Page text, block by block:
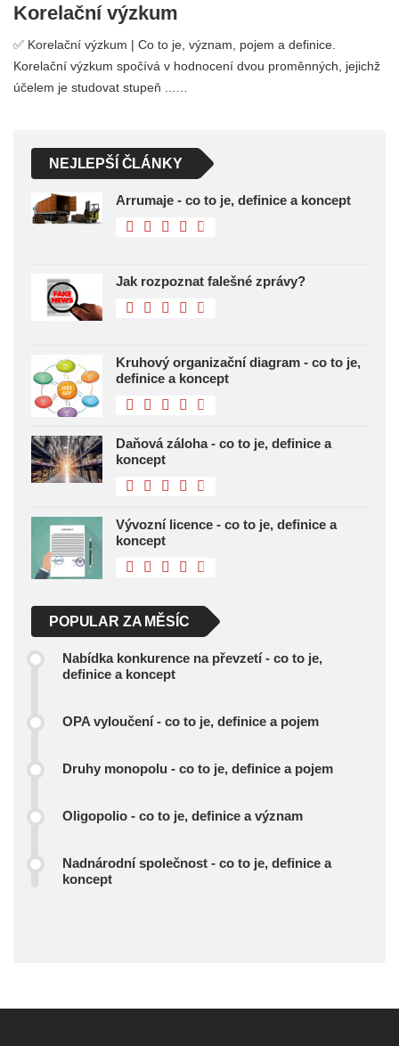
Korelační výzkum
✅ Korelační výzkum | Co to je, význam, pojem a definice.
Korelační výzkum spočívá v hodnocení dvou proměnných, jejichž
účelem je studovat stupeň ...…
NEJLEPŠÍ ČLÁNKY
Arrumaje - co to je, definice a koncept
Jak rozpoznat falešné zprávy?
Kruhový organizační diagram - co to je,
definice a koncept
Daňová záloha - co to je, definice a
koncept
Vývozní licence - co to je, definice a
koncept
POPULAR ZA MĚSÍC
Nabídka konkurence na převzetí - co to je,
definice a koncept
OPA vyloučení - co to je, definice a pojem
Druhy monopolu - co to je, definice a pojem
Oligopolio - co to je, definice a význam
Nadnárodní společnost - co to je, definice a
koncept